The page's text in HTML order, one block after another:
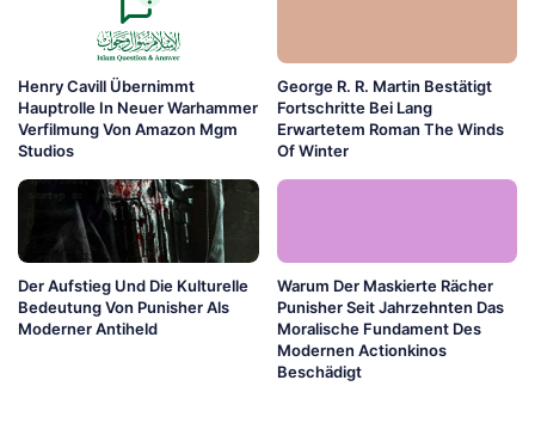
Henry Cavill Übernimmt
Hauptrolle In Neuer Warhammer
Verfilmung Von Amazon Mgm
Studios
George R. R. Martin Bestätigt
Fortschritte Bei Lang
Erwartetem Roman The Winds
Of Winter
Der Aufstieg Und Die Kulturelle
Bedeutung Von Punisher Als
Moderner Antiheld
Warum Der Maskierte Rächer
Punisher Seit Jahrzehnten Das
Moralische Fundament Des
Modernen Actionkinos
Beschädigt